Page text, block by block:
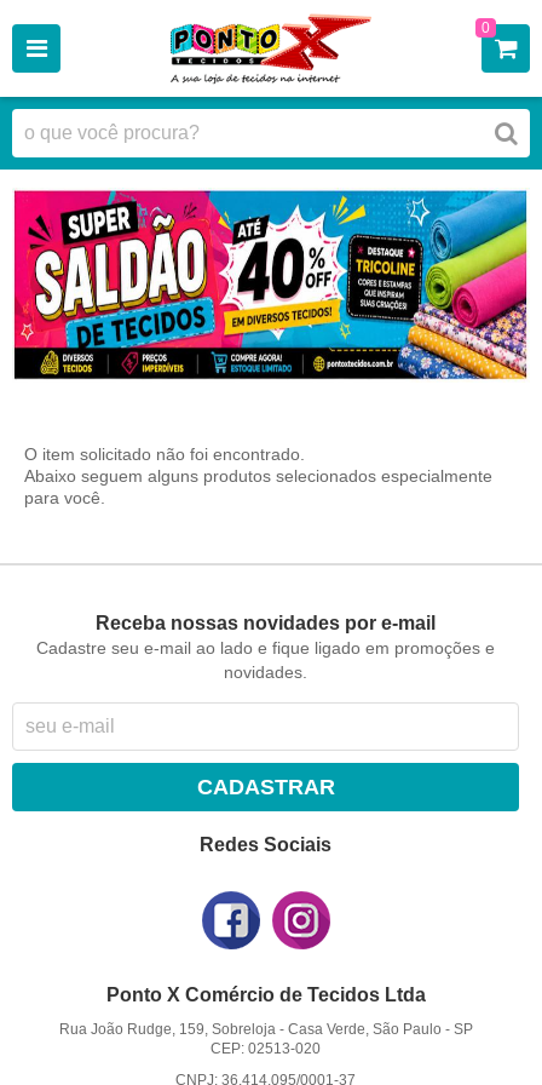
0
O item solicitado não foi encontrado.
Abaixo seguem alguns produtos selecionados especialmente
para você.
Receba nossas novidades por e-mail
Cadastre seu e-mail ao lado e fique ligado em promoções e
novidades.
CADASTRAR
Redes Sociais
Ponto X Comércio de Tecidos Ltda
Rua João Rudge, 159, Sobreloja- Casa Verde, São Paulo - SP
CEP: 02513-020
CNPJ: 36.414.095/0001-37